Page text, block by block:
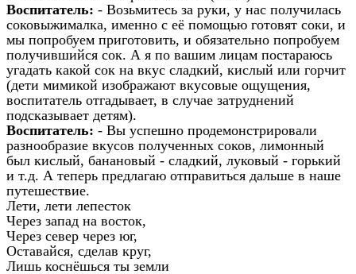
Воспитатель: - Возьмитесь за руки, у нас получилась
соковыжималка, именно с её помощью готовят соки, и
мы попробуем приготовить, и обязательно попробуем
получившийся сок. А я по вашим лицам постараюсь
угадать какой сок на вкус сладкий, кислый или горчит
(дети мимикой изображают вкусовые ощущения,
воспитатель отгадывает, в случае затруднений
подсказывает детям).
Воспитатель: - Вы успешно продемонстрировали
разнообразие вкусов полученных соков, лимонный
был кислый, банановый - сладкий, луковый - горький
и т.д. А теперь предлагаю отправиться дальше в наше
путешествие.
Лети, лети лепесток
Через запад на восток,
Через север через юг,
Оставайся, сделав круг,
Лишь коснёшься ты земли